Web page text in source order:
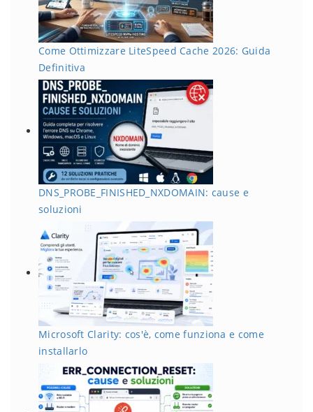
Come Ottimizzare LiteSpeed Cache 2026: Guida
Definitiva
DNS_PROBE_FINISHED_NXDOMAIN: cause e
soluzioni
Microsoft Clarity: cos'è, come funziona e come
installarlo